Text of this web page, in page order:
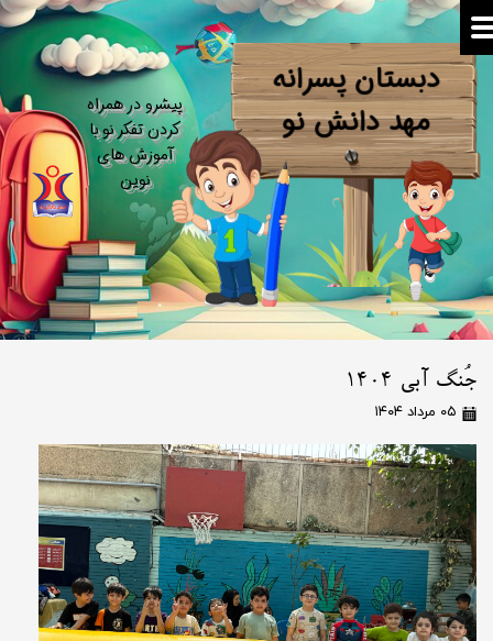
دبستان پسرانه
​​​​​​​مهد دانش نو
​پیشرو در همراه
کردن تفکر نو​​​​​​​ با
آموزش های
نوین
جُنگ آبی 1404
۰۵ مرداد ۱۴۰۴